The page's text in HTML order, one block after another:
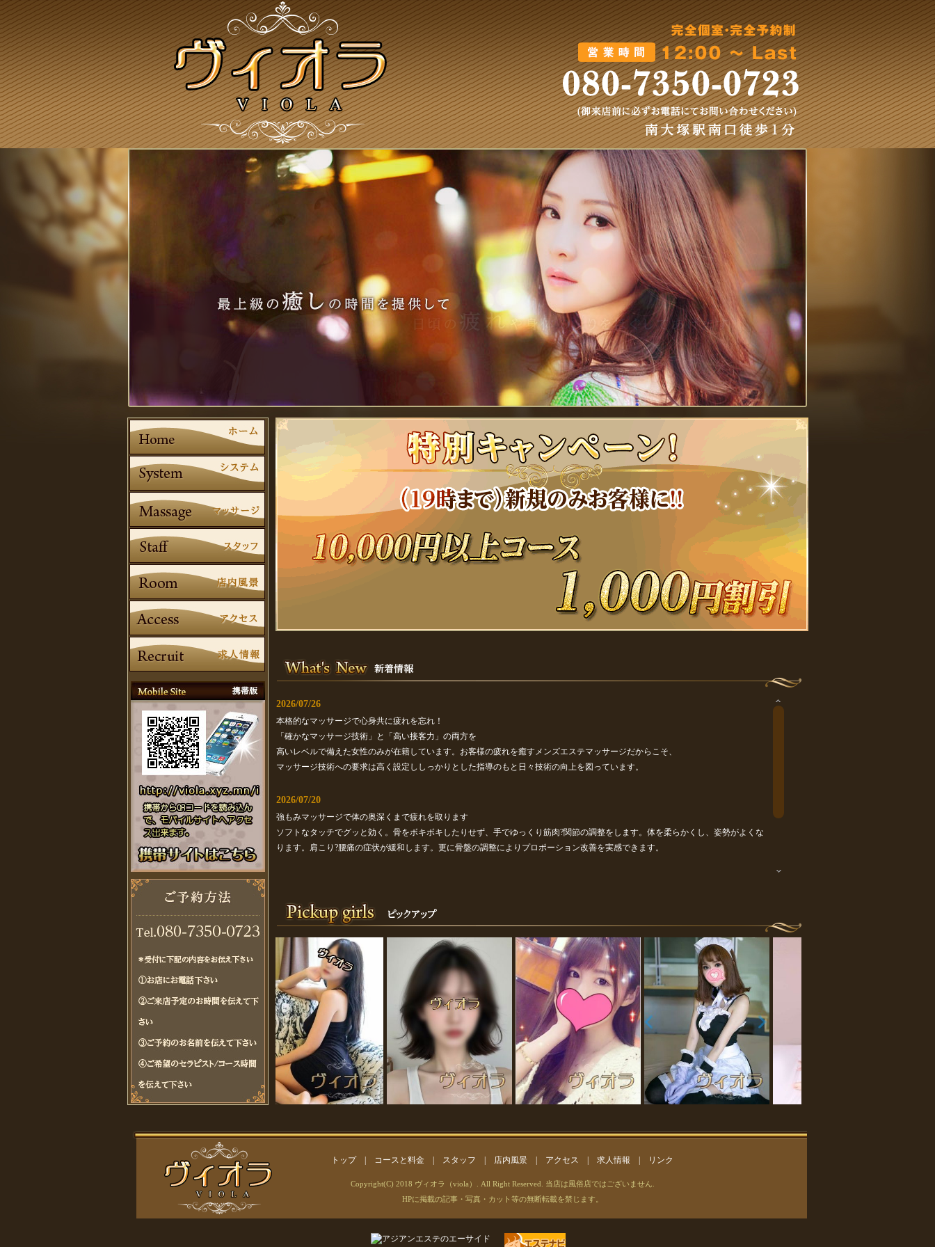
2026/07/26
本格的なマッサージで心身共に疲れを忘れ！
「確かなマッサージ技術」と「高い接客力」の両方を
高いレベルで備えた女性のみが在籍しています。お客様の疲れを癒すメンズエステマッサージだからこそ、
マッサージ技術への要求は高く設定ししっかりとした指導のもと日々技術の向上を図っています。
2026/07/20
強もみマッサージで体の奥深くまで疲れを取ります
ソフトなタッチでグッと効く。骨をボキボキしたりせず、手でゆっくり筋肉?関節の調整をします。体を柔らかくし、姿勢がよくな
ります。肩こり?腰痛の症状が緩和します。更に骨盤の調整によりプロポーション改善を実感できます。
プライベートを重視した個室となっており、ご自宅に帰ってきたようなホッと一息つける安らげる癒しの空間です。暖かく落ち着き
あるインテリア、心地よいヒーリングミュージックとアロマの香りでお客様をお迎えいたします。
トップ| コースと料金 スタッフ 店内風景 アクセス 求人情報 リンク
Copyright(C) 2018 ヴィオラ（viola）. All Right Reserved. 当店は風俗店ではございません.
HPに掲載の記事・写真・カット等の無断転載を禁じます。